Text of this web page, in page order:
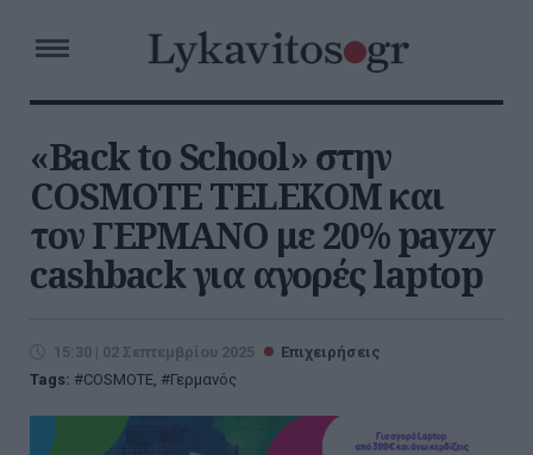
«Back to School» στην
COSMOTE TELEKOM και
τον ΓΕΡΜΑΝΟ με 20% payzy
cashback για αγορές laptop
15:30 | 02 Σεπτεμβρίου 2025
Επιχειρήσεις
Tags:
COSMOTE, Γερμανός